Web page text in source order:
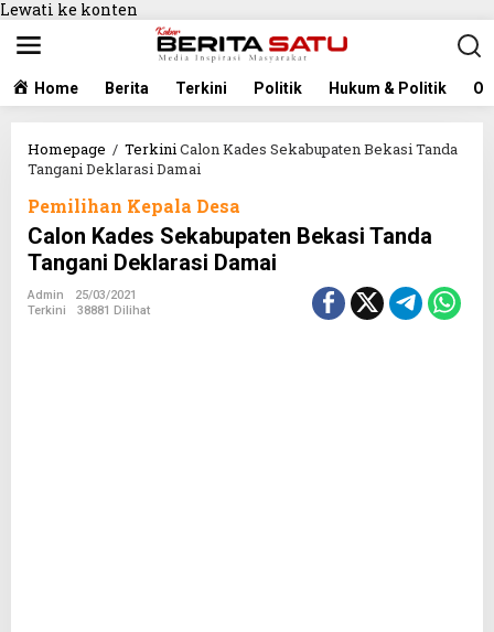
Lewati ke konten
Home Berita Terkini Politik Hukum & Politik
Homepage / TerkiniCalon Kades Sekabupaten Bekasi Tanda
Tangani Deklarasi Damai
Pemilihan Kepala Desa
Calon Kades Sekabupaten Bekasi Tanda
Tangani Deklarasi Damai
Admin
25/03/2021
Terkini
38881 Dilihat